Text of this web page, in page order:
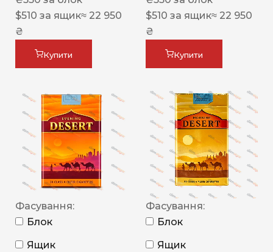
$510 за ящик≈ 22 950
₴
Купити
$510 за ящик≈ 22 950
₴
Купити
Фасування:
Блок
Ящик
Фасування:
Блок
Ящик